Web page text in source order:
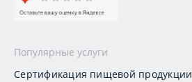
Популярные услуги
Сертификация пищевой продукции